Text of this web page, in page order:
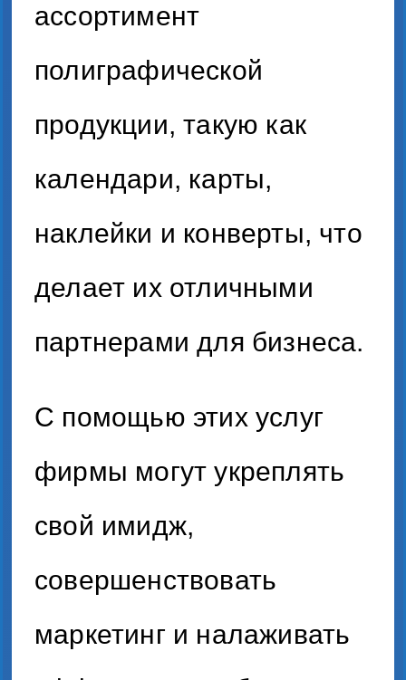
ассортимент
полиграфической
продукции, такую как
календари, карты,
наклейки и конверты, что
делает их отличными
партнерами для бизнеса.
С помощью этих услуг
фирмы могут укреплять
свой имидж,
совершенствовать
маркетинг и налаживать